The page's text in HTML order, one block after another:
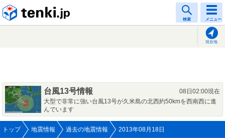
検索 メニュー
現在地
台風13号情報
08日02:00現在
大型で非常に強い台風13号が久米島の北西約50kmを西南西に進
んでいます
トップ 地震情報 過去の地震情報 2013年08月18日